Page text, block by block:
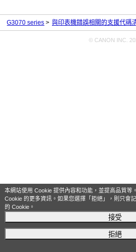
本網站使用 Cookie 提供內容和功能，並提高品質等
Cookie 的更多資訊。如果您選擇「拒絕」，則只會
的 Cookie。
接受
拒絕
G3070 series 與印表機錯誤相關的支援代碼
© CANON INC.